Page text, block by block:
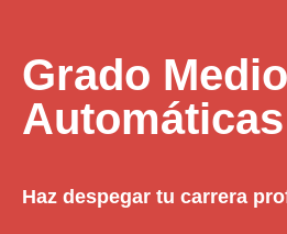
Grado
Haz despegar tu carrera